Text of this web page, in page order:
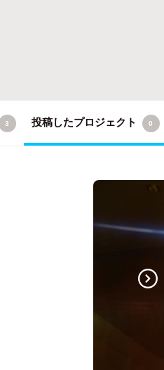
3 投稿したプロジェクト 0